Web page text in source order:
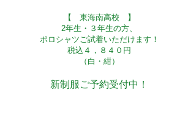
【 東海南高校 】
2年生・３年生の方、
ポロシャツご試着いただけます！
税込４，８４０円
​（白・紺）
​新制服ご予約受付中！